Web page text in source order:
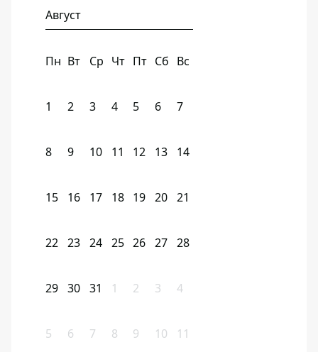
Август
Пн Вт Ср Чт Пт Сб Вс
1 2 3 4 5 6 7
8 9 10 11 12 13 14
15 16 17 18 19 20 21
22 23 24 25 26 27 28
29 30 31 1 2 3 4
5 6 7 8 9 10 11